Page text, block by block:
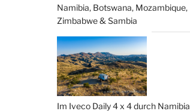
Namibia, Botswana, Mozambique,
Zimbabwe & Sambia
Im Iveco Daily 4 x 4 durch